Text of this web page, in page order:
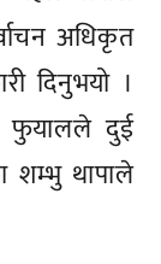
अधिकृत
दिनुभयो ।
फुयालले दुई
शम्भु थापाले